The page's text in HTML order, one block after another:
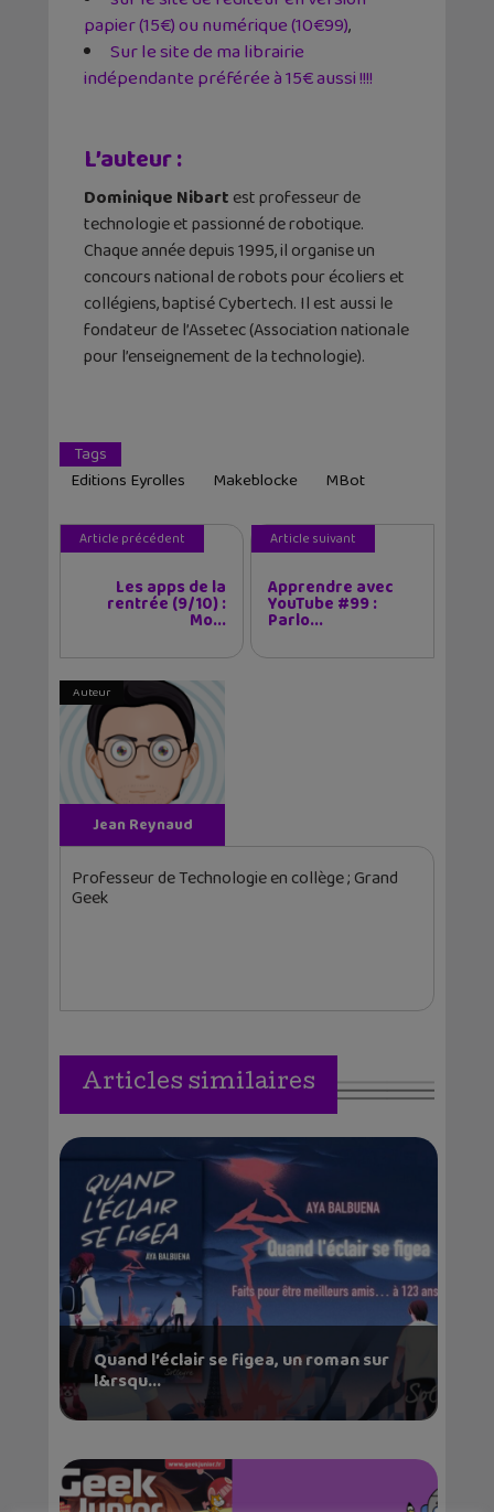
papier (15€) ou numérique (10€99),
Sur le site de ma librairie
indépendante préférée à 15€ aussi !!!!
L’auteur :
Dominique Nibart est professeur de
technologie et passionné de robotique.
Chaque année depuis 1995, il organise un
concours national de robots pour écoliers et
collégiens, baptisé Cybertech. Il est aussi le
fondateur de l’Assetec (Association nationale
pour l’enseignement de la technologie).
Tags
Editions Eyrolles
Makeblocke MBot
Article précédent
Les apps de la
rentrée (9/10) :
Mo...
Article suivant
Apprendre avec
YouTube #99 :
Parlo...
Auteur
Jean Reynaud
Professeur de Technologie en collège ; Grand
Geek
Articles similaires
Quand l’éclair se figea, un roman sur
l&rsqu...